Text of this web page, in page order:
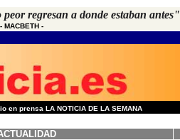
regresan a donde estaban antes"
- MACBETH-
en prensa LA NOTICIA DE LA SEMANA